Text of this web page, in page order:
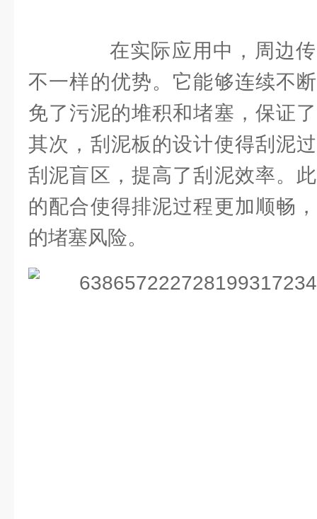
在实际应用中，周边传
不一样的优势。它能够连续不
免了污泥的堆积和堵塞，保证
其次，刮泥板的设计使得刮泥
刮泥盲区，提高了刮泥效率。
的配合使得排泥过程更加顺畅
的堵塞风险。